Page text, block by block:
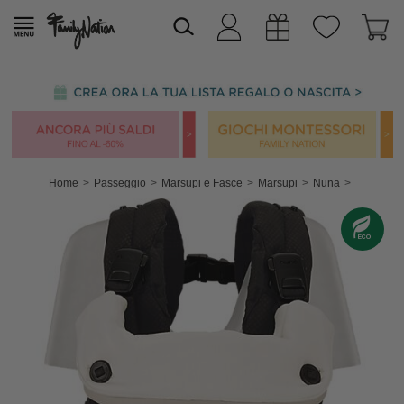
Home Passeggio Marsupi e Fasce Marsupi Nuna